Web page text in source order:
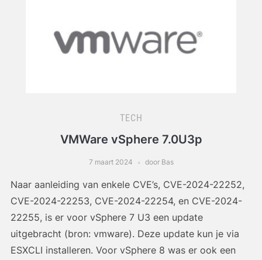
TECH
VMWare vSphere 7.0U3p
7 maart 2024 door Bas
Naar aanleiding van enkele CVE’s, CVE-2024-22252,
CVE-2024-22253, CVE-2024-22254, en CVE-2024-
22255, is er voor vSphere 7 U3 een update
uitgebracht (bron: vmware). Deze update kun je via
ESXCLI installeren. Voor vSphere 8 was er ook een